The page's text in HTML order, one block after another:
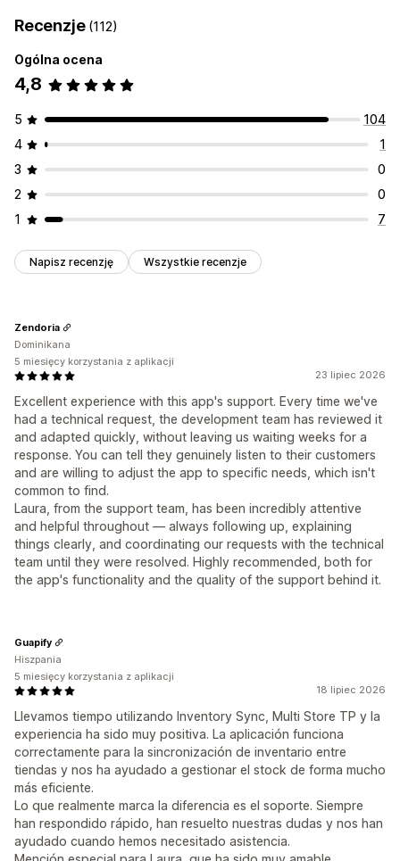
Recenzje (112)
Ogólna ocena
4,8
5
104
4
1
3
0
2
0
1
7
Napisz recenzję Wszystkie recenzje
23 lipiec 2026
Excellent experience with this app's support. Every time we've
had a technical request, the development team has reviewed it
and adapted quickly, without leaving us waiting weeks for a
response. You can tell they genuinely listen to their customers
and are willing to adjust the app to specific needs, which isn't
common to find.
Laura, from the support team, has been incredibly attentive
and helpful throughout — always following up, explaining
things clearly, and coordinating our requests with the technical
team until they were resolved. Highly recommended, both for
the app's functionality and the quality of the support behind it.
Zendoria
Dominikana
5 miesięcy korzystania z aplikacji
18 lipiec 2026
Llevamos tiempo utilizando Inventory Sync, Multi Store TP y la
experiencia ha sido muy positiva. La aplicación funciona
correctamente para la sincronización de inventario entre
tiendas y nos ha ayudado a gestionar el stock de forma mucho
más eficiente.
Lo que realmente marca la diferencia es el soporte. Siempre
han respondido rápido, han resuelto nuestras dudas y nos han
ayudado cuando hemos necesitado asistencia.
Guapify
Hiszpania
5 miesięcy korzystania z aplikacji